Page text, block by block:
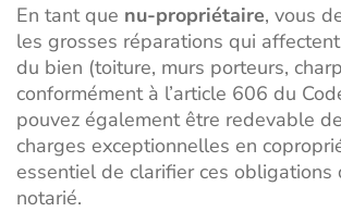
En tant que nu-propriétaire, vous
les grosses réparations qui
du bien (toiture, murs porteurs,
conformément à l’article 606 du
pouvez également être redevable
charges exceptionnelles en
essentiel de clarifier ces obligations
notarié.